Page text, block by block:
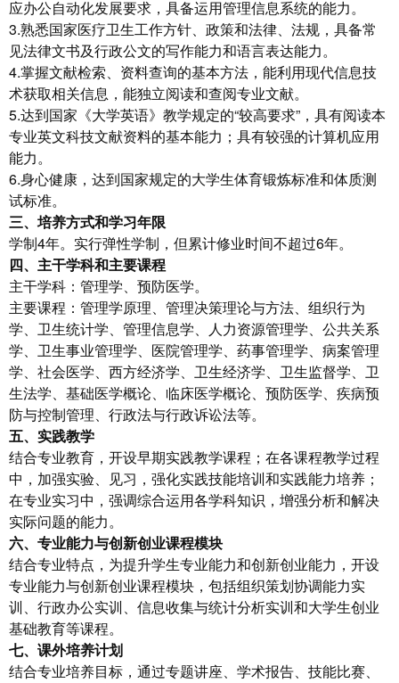
应办公自动化发展要求，具备运用管理信息系统的能力。
3.熟悉国家医疗卫生工作方针、政策和法律、法规，具备常
见法律文书及行政公文的写作能力和语言表达能力。
4.掌握文献检索、资料查询的基本方法，能利用现代信息技
术获取相关信息，能独立阅读和查阅专业文献。
5.达到国家《大学英语》教学规定的“较高要求”，具有阅读本
专业英文科技文献资料的基本能力；具有较强的计算机应用
能力。
6.身心健康，达到国家规定的大学生体育锻炼标准和体质测
试标准。
三、培养方式和学习年限
学制4年。实行弹性学制，但累计修业时间不超过6年。
四、主干学科和主要课程
主干学科：管理学、预防医学。
主要课程：管理学原理、管理决策理论与方法、组织行为
学、卫生统计学、管理信息学、人力资源管理学、公共关系
学、卫生事业管理学、医院管理学、药事管理学、病案管理
学、社会医学、西方经济学、卫生经济学、卫生监督学、卫
生法学、基础医学概论、临床医学概论、预防医学、疾病预
防与控制管理、行政法与行政诉讼法等。
五、 实践教学
结合专业教育，开设早期实践教学课程；在各课程教学过程
中，加强实验、见习，强化实践技能培训和实践能力培养；
在专业实习中，强调综合运用各学科知识，增强分析和解决
实际问题的能力。
六、专业能力与创新创业课程模块
结合专业特点，为提升学生专业能力和创新创业能力，开设
专业能力与创新创业课程模块，包括组织策划协调能力实
训、行政办公实训、信息收集与统计分析实训和大学生创业
基础教育等课程。
七、课外培养计划
结合专业培养目标，通过专题讲座、学术报告、技能比赛、